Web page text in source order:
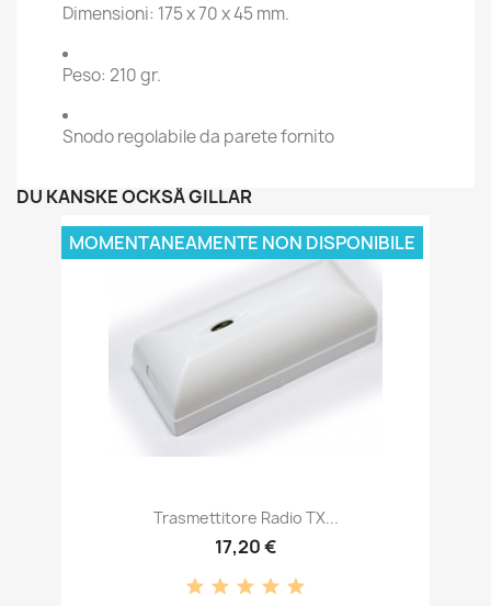
Dimensioni: 175 x 70 x 45 mm.
Peso: 210 gr.
Snodo regolabile da parete fornito
DU KANSKE OCKSÅ GILLAR
Trasmettitore Radio TX...
17,20 €
MOMENTANEAMENTE NON DISPONIBILE